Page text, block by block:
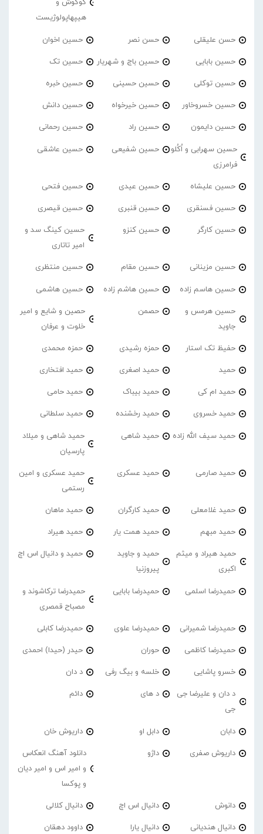
گوگوش و
هیپهاپولوژیست
حسن علیقلی حسن نصر حسین اخوان
حسین بابایی حسین باج و شهریار حسین تک
حسین توکلی حسین حسینی حسین خبره
حسین خسروخاور حسین خیرخواه حسین دانش
حسین دایمون حسین راد حسین رحمانی
حسین سهرابی و اُکُلو
فرامرزی
حسین شفیعی حسین عاشقی
حسین علیشاه حسین عیدی حسین فتحی
حسین فسنقری حسین قنبری حسین قیصری
حسین کارگر حسین کنزو
حسین کینگ سد و
امیر تاتاری
حسین مزینانی حسین مقام حسین منتظری
حسین هاسم زاده حسین هاشم زاده حسین هاشمی
حسین هرمس و
جاوید
حصمن
حصین و شایع و امیر
خلوت و عرفان
حفیظ تک استار حمزه رشیدی حمزه محمدی
حمید حمید اصغری حمید افتخاری
حمید ام کی حمید بیباک حمید حامی
حمید خسروی حمید رخشنده حمید سلطانی
حمید سیف الله زاده حمید شاهی
حمید شاهی و میلاد
پارسیان
حمید صارمی حمید عسکری
حمید عسکری و امین
رستمی
حمید غلامعلی حمید کارگران حمید ماهان
حمید مبهم حمید همت یار حمید هیراد
حمید هیراد و میثم
اکبری
حمید و جاوید
پیروزنیا
حمید و دانیال اس اچ
حمیدرضا اسلمی حمیدرضا بابایی
حمیدرضا ترکاشوند و
مصباح قمصری
حمیدرضا شمیرانی حمیدرضا علوی حمیدرضا کابلی
حمیدرضا کاظمی حوران حیدر (حیدا) احمدی
خسرو پاشایی خلسه و بیگ رفی د دان
د دان و علیرضا جی
جی
د های دائم
دابان دابل او داریوش خان
داریوش صفری داژو
دانلود آهنگ انعکاس
و امیر اس و امیر دیان
و پوکسا
دانوش دانیال اس اچ دانیال کلالی
دانیال هندیانی دانیال یارا داوود دهقان